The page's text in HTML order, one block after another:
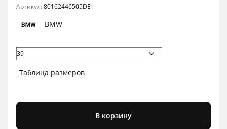
Артикул:80162446505DE
BMW
Таблица размеров
В корзину